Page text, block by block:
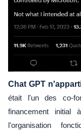
Chat GPT
était l'un des co-
financement initial
l'organisation